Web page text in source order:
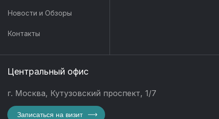
Новости и Обзоры
Контакты
Центральный офис
г. Москва, Кутузовский проспект, 1/7
Записаться на визит